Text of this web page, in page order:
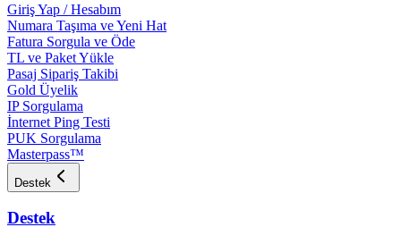
Giriş Yap / Hesabım
Numara Taşıma ve Yeni Hat
Fatura Sorgula ve Öde
TL ve Paket Yükle
Pasaj Sipariş Takibi
Gold Üyelik
IP Sorgulama
İnternet Ping Testi
PUK Sorgulama
Masterpass™
Destek
Destek